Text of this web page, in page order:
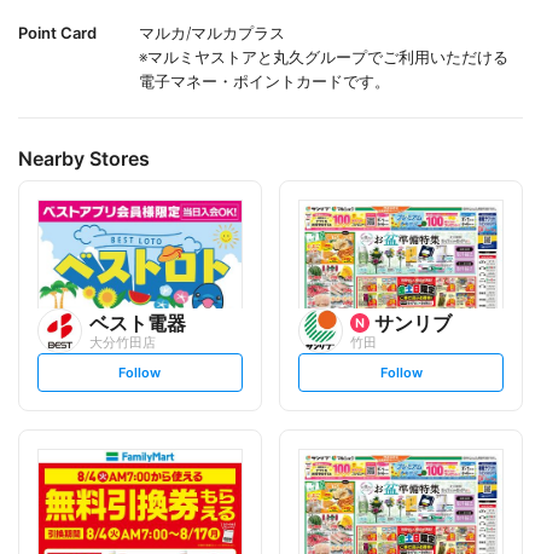
Point Card
マルカ/マルカプラス
※マルミヤストアと丸久グループでご利用いただける
電子マネー・ポイントカードです。
Nearby Stores
ベスト電器
大分竹田店
s
t
l
o
w
Follow
サンリブ
竹田
s
t
o
w
Follow